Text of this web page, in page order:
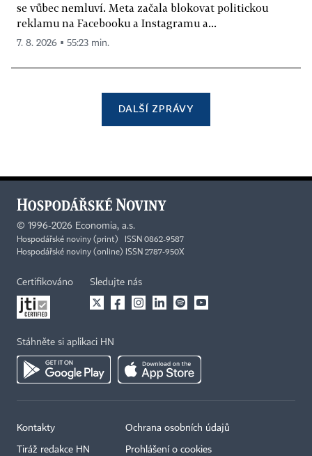
se vůbec nemluví. Meta začala blokovat politickou
reklamu na Facebooku a Instagramu a...
7. 8. 2026 ▪ 55:23 min.
DALŠÍ ZPRÁVY
© 1996-2026 Economia, a.s.
Hospodářské noviny (print) ISSN 0862-9587
Hospodářské noviny (online) ISSN 2787-950X
Certifikováno Sledujte nás
Stáhněte si aplikaci HN
Kontakty
Tiráž redakce HN
Ochrana osobních údajů
Prohlášení o cookies